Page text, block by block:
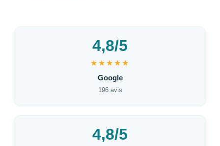
4,8/5
★★★★★
Google
196 avis
4,8/5